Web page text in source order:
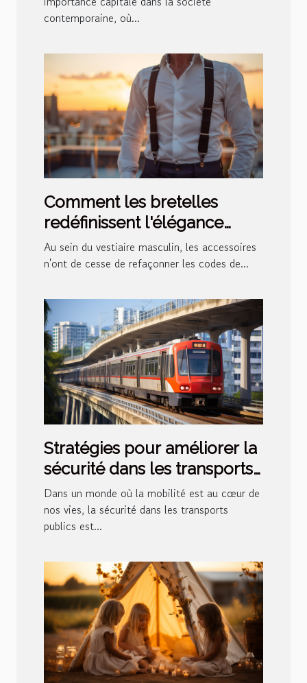
contemporaine, où...
Comment les bretelles
redéfinissent l'élégance
masculine moderne
Au sein du vestiaire masculin, les accessoires
n'ont de cesse de refaçonner les codes de...
Stratégies pour améliorer la
sécurité dans les transports
publics
Dans un monde où la mobilité est au cœur de
nos vies, la sécurité dans les transports
publics est...